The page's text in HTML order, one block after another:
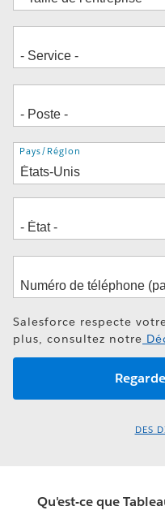
Adresse
Pays/Région
Salesforce respecte
plus, consultez notre
DES
Qu'est-ce que